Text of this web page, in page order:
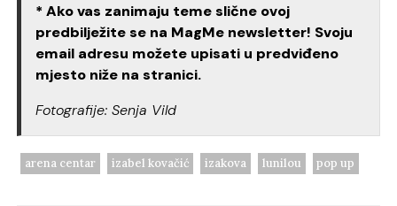
* Ako vas zanimaju teme slične ovoj
predbilježite se na MagMe newsletter! Svoju
email adresu možete upisati u predviđeno
mjesto niže na stranici.
Fotografije: Senja Vild
arena centar izabel kovačić izakova lunilou pop up